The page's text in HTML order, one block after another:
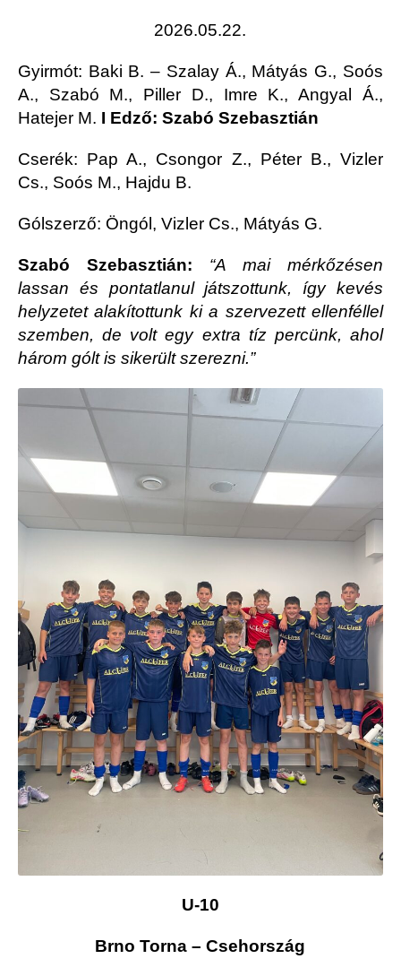
2026.05.22.
Gyirmót: Baki B. – Szalay Á., Mátyás G., Soós
A., Szabó M., Piller D., Imre K., Angyal Á.,
Hatejer M. I Edző: Szabó Szebasztián
Cserék: Pap A., Csongor Z., Péter B., Vizler
Cs., Soós M., Hajdu B.
Gólszerző: Öngól, Vizler Cs., Mátyás G.
Szabó Szebasztián: “A mai mérkőzésen
lassan és pontatlanul játszottunk, így kevés
helyzetet alakítottunk ki a szervezett ellenféllel
szemben, de volt egy extra tíz percünk, ahol
három gólt is sikerült szerezni.”
U-10
Brno Torna – Csehország